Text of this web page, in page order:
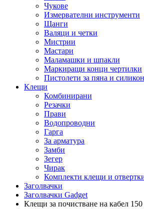
Чукове
Измервателни инструменти
Щанги
Валяци и четки
Мистрии
Мастари
Маламашки и шпакли
Маркиращи конци чертилки
Пистолети за пяна и
Клещи
Комбинирани
Резачки
Прави
Водопроводни
Гарга
За арматура
Замби
Зегер
Чирак
Комплекти клещи и
Заголвачки
Заголвачки Gadget
Клещи за почистване на кабел